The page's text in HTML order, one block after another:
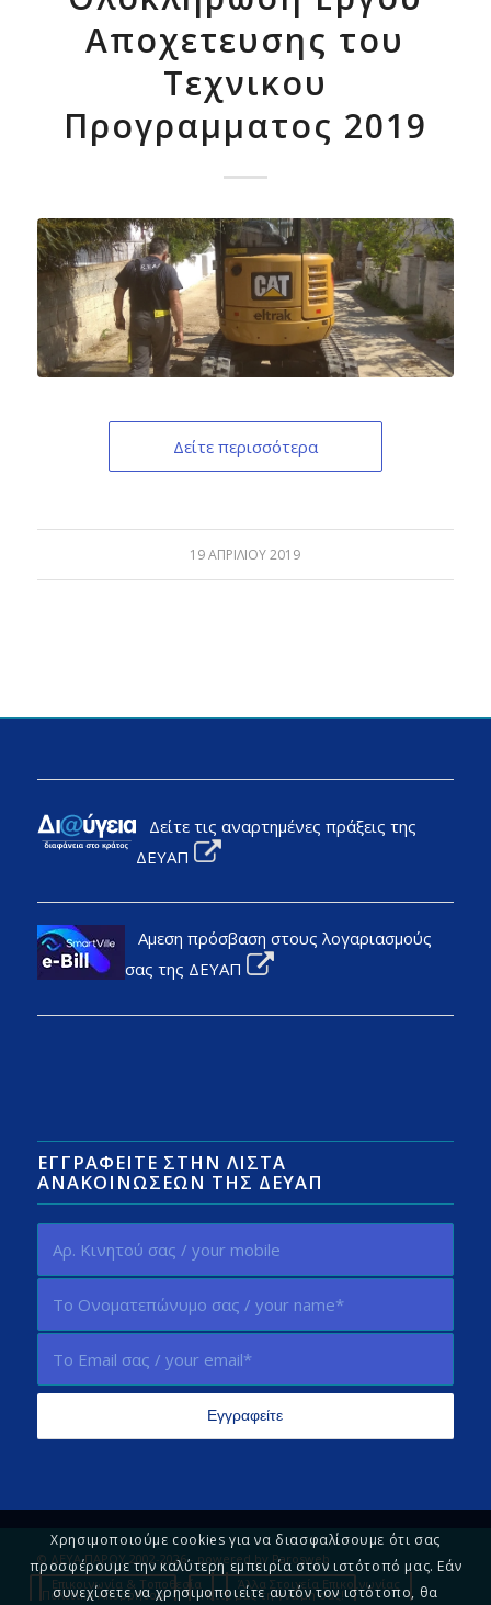
Αποχετευσης του
Τεχνικου
Προγραμματος 2019
Δείτε περισσότερα
19 ΑΠΡΙΛΊΟΥ 2019
Δείτε τις αναρτημένες πράξεις της
ΔΕΥΑΠ
Αμεση πρόσβαση στους λογαριασμούς
σας της ΔΕΥΑΠ
ΕΓΓΡΑΦΕΊΤΕ ΣΤΗΝ ΛΊΣΤΑ
ΑΝΑΚΟΙΝΏΣΕΩΝ ΤΗΣ ΔΕΥΑΠ
© ΔΕΥΑ ΠΑΡΟΥ 2002-2026 - powered by Parosweb
Επικοινωνία & Τοποθεσία
Άλλα Στοιχεία Επικοινωνίας
Πολιτική Απορρήτου Πείτε μας τη γνώμη σας!
Χρησιμοποιούμε cookies για να διασφαλίσουμε ότι σας
προσφέρουμε την καλύτερη εμπειρία στον ιστότοπό μας. Εάν
συνεχίσετε να χρησιμοποιείτε αυτόν τον ιστότοπο, θα